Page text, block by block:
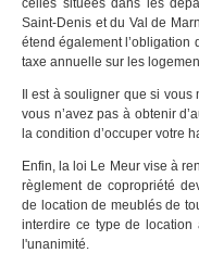
celles situées dans les
Saint-Denis et du Val de
étend également l’obligation
taxe annuelle sur les
Il est à souligner que si
vous n’avez pas à obtenir
la condition d’occuper votre
Enfin, la loi Le Meur vise à
règlement de copropriété
de location de meublés de
interdire ce type de
l'unanimité.